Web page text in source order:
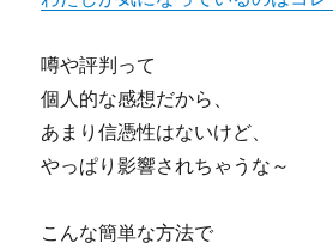
噂や評判って
個人的な感想だから、
あまり信憑性はないけど、
やっぱり影響されちゃうな～
こんな簡単な方法で